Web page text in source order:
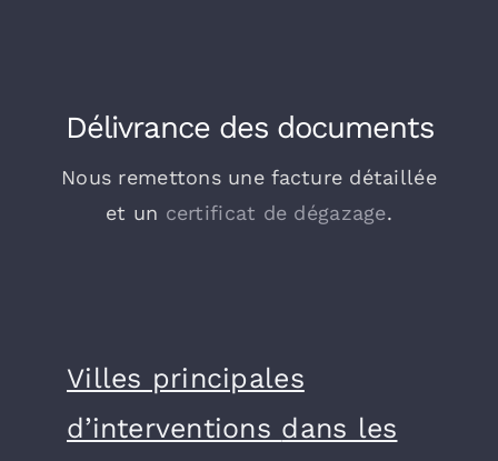
Délivrance des documents
Nous remettons une facture détaillée
et un certificat de dégazage.
Villes principales
d’interventions dans les